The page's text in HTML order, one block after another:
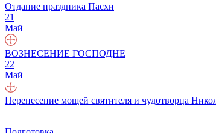
Отдание праздника Пасхи
21
Май
ВОЗНЕСЕНИЕ ГОСПОДНЕ
22
Май
Перенесение мощей святителя и чудотворца